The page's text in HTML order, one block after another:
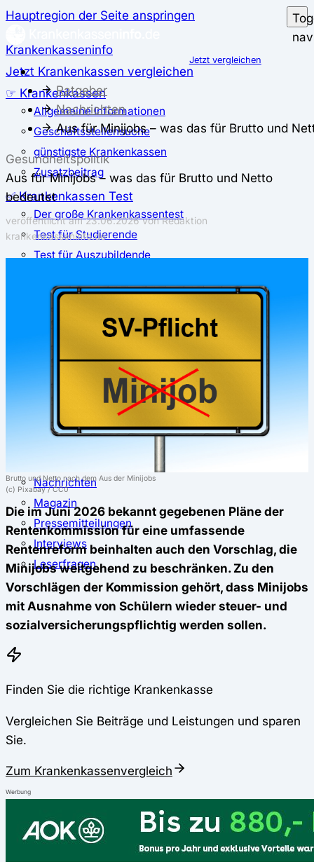
Hauptregion der Seite anspringen
Krankenkasseninfo
Jetzt Krankenkassen vergleichen
☞ Krankenkassen
Allgemeine Informationen
Geschäftsstellensuche
günstigste Krankenkassen
Zusatzbeitrag
✅ Krankenkassen Test
Der große Krankenkassentest
Test für Studierende
Test für Auszubildende
Test für Selbstständige
⚖️ Vergleich & Rechner
Krankenkassenvergleich
Krankenkassenrechner
↔ Wechsel
Krankenkassenwechsel
Kündigung
Musterkündigung
Nachrichten
Magazin
Pressemitteilungen
Interviews
Leserfragen
Jetzt vergleichen
Ratgeber
Nachrichten
Aus für Minijobs – was das für Brutto und
Gesundheitspolitik
Aus für Minijobs – was das für Brutto und Netto
bedeutet
veröffentlicht am23.06.2026von Redaktion
krankenkasseninfo.de
Brutto und Netto nach dem Aus der Minijobs
(c) Pixabay / CC0
Die im Juni 2026 bekannt gegebenen Pläne der
Rentenkommission für eine umfassende
Rentenreform beinhalten auch den Vorschlag, die
Minijobs weitgehend zu beschränken. Zu den
Vorschlägen der Kommission gehört, dass Minijobs
mit Ausnahme von Schülern wieder steuer- und
sozialversicherungspflichtig werden sollen.
Finden Sie die richtige Krankenkasse
Vergleichen Sie Beiträge und Leistungen und sparen
Sie.
Zum Krankenkassenvergleich
Werbung